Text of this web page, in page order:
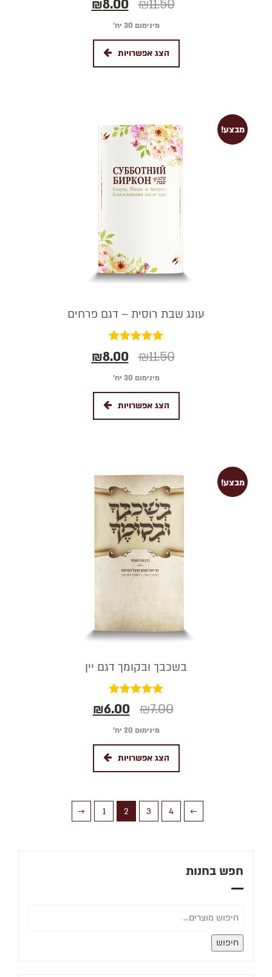
₪11.50
₪8.00
מינימום 30 יח׳
הצג אפשרויות
מבצע!
עונג שבת רוסית – דגם פרחים
5.00
₪11.50
₪8.00
מינימום 30 יח׳
הצג אפשרויות
מבצע!
בשכבך ובקומך דגם יין
דורג
5.00₪7.00
₪6.00
מינימום 20 יח׳
הצג אפשרויות
→ 1 2 3 4 ←
חפש בחנות
חיפוש